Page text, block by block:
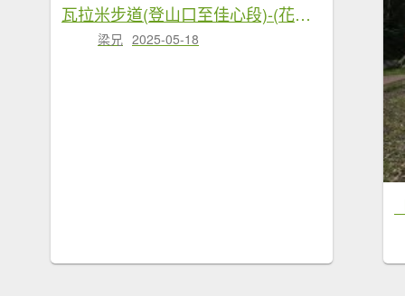
瓦拉米步道(登山口至佳心段)-(花蓮)臺灣百大必訪步道
梁兄 2025-05-18